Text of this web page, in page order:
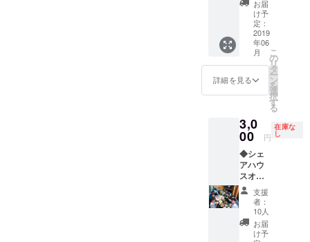
ます。
・また
感謝の
メッ
セージ
を贈り
ます。
気から
大きく
はずれ
るもの
の場
合、変
更をお
いま
す。 ・
シェア
ハウス
の名前
入りデ
ザインT
シャツ
を提供
しま
す。 ・
しい
引っ越
しに参
加でき
ます。
・引っ
越し作
業前後
にバナ
べれま
す。 ・
6/22(土)
を予定
してお
りま
す。遅
れての
参加・
早抜け
もOKで
お届
け予
定：
2019
年06
月
詳細を見る
こ
の
リ
タ
ー
ン
を
選
択
す
る
3,0
00 円
在庫な
し
◆シェ
アハウ
スオー
プニン
グパー
ティー
参加券
（8月3
支援
者：
10人
お届
け予